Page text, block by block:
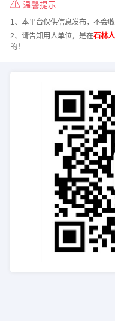
温馨提示
1、本平台仅供信息发布，不会
2、请告知用人单位，是在石林
的！